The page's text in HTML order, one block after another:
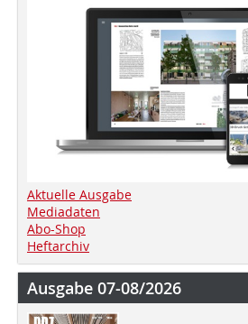
Aktuelle Ausgabe
Mediadaten
Abo-Shop
Heftarchiv
Ausgabe 07-08/2026